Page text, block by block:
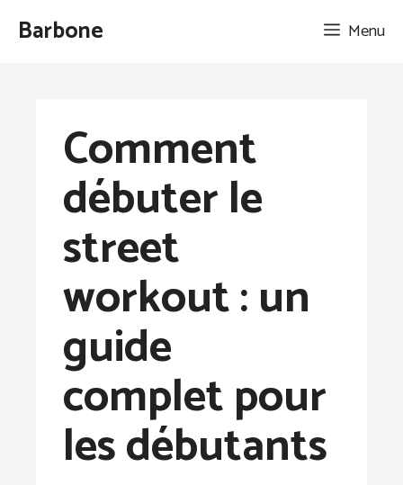
AllerBarbone Menu
Comment
débuter le
street
workout : un
guide
complet pour
les débutants